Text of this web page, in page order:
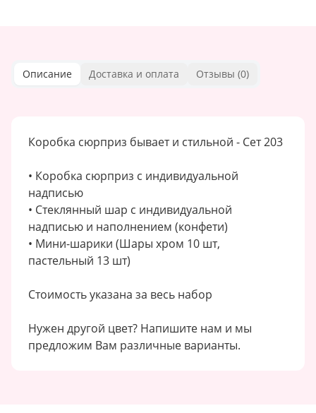
Описание Доставка и оплата Отзывы (0)
Коробка сюрприз бывает и стильной - Сет 203
• Коробка сюрприз с индивидуальной
надписью
• Стеклянный шар с индивидуальной
надписью и наполнением (конфети)
• Мини-шарики (Шары хром 10 шт,
пастельный 13 шт)
Стоимость указана за весь набор
Нужен другой цвет? Напишите нам и мы
предложим Вам различные варианты.